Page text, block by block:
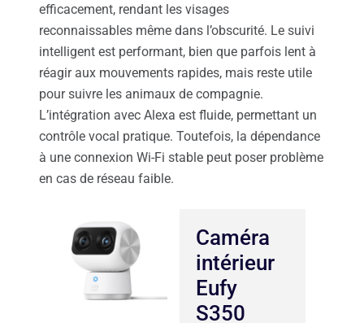
efficacement, rendant les visages
reconnaissables même dans l’obscurité. Le suivi
intelligent est performant, bien que parfois lent à
réagir aux mouvements rapides, mais reste utile
pour suivre les animaux de compagnie.
L’intégration avec Alexa est fluide, permettant un
contrôle vocal pratique. Toutefois, la dépendance
à une connexion Wi-Fi stable peut poser problème
en cas de réseau faible.
Caméra
intérieur
Eufy
S350